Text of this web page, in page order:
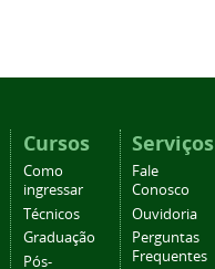
Cursos
Como
ingressar
Técnicos
Graduação
Pós-
Serviços
Fale
Conosco
Ouvidoria
Perguntas
Frequentes